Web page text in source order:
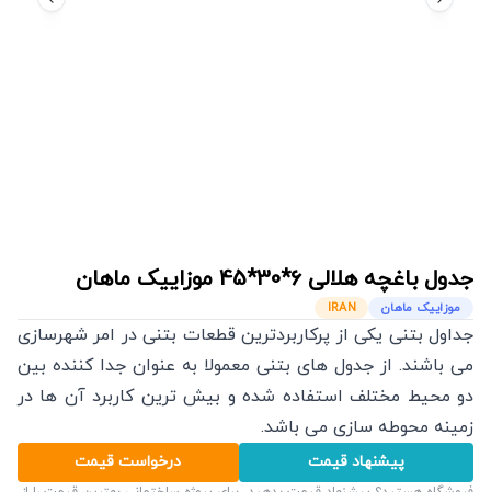
جدول باغچه هلالی 6*30*45 موزاییک ماهان
موزاییک ماهان IRAN
جداول بتنی یکی از پرکاربردترین قطعات بتنی در امر شهرسازی
می باشند. از جدول های بتنی معمولا به عنوان جدا کننده بین
دو محیط مختلف استفاده شده و بیش ترین کاربرد آن ها در
زمینه محوطه سازی می باشد.
پیشنهاد قیمت درخواست قیمت